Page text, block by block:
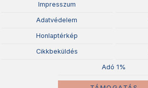
Impresszum
Adatvédelem
Honlaptérkép
Cikkbeküldés
Adó 1%